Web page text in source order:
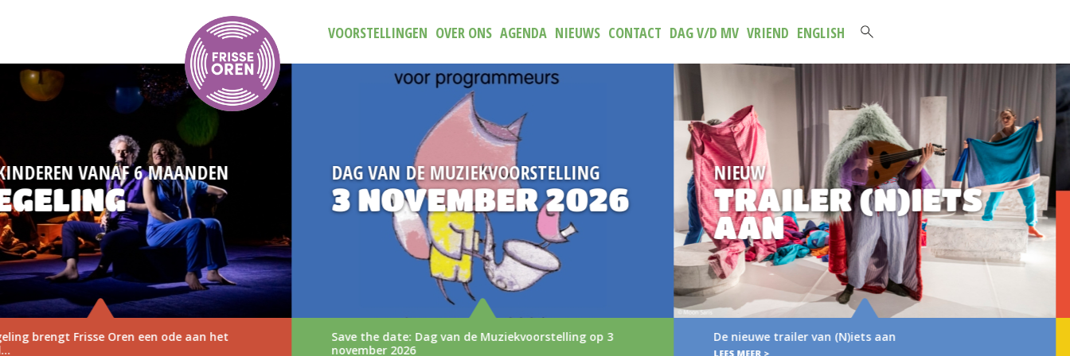
VOORSTELLINGEN OVER ONS AGENDA NIEUWS CONTACT DAG V/D MV VRIEND ENGLISH
DAG VAN DE MUZIEKVOORSTELLING
3 NOVEMBER 2026
Save the date: Dag van de Muziekvoorstelling op 3
NIEUW
TRAILER (N)IETS
AAN
De nieuwe trailer van (N)iets aan
NIEUWE
BROCHURE
2027
Verse muziek voor het jongste publiek Voor